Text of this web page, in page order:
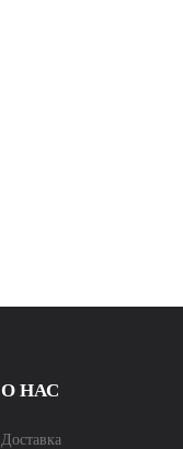
О НАС
Доставка